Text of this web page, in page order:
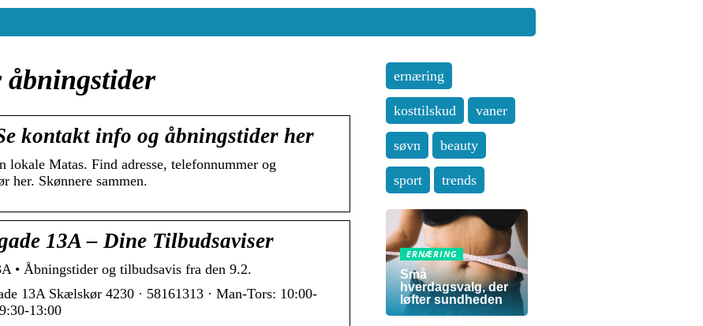
kontakt info og åbningstider her
lokale Matas. Find adresse, telefonnummer og
her. Skønnere sammen.
13A – Dine Tilbudsaviser
• Åbningstider og tilbudsavis fra den 9.2.
13A Skælskør 4230 · 58161313 · Man-Tors: 10:00-
13:00
ernæring
kosttilskud vaner
søvn beauty
sport trends
ERNÆRING
Små
hverdagsvalg, der
løfter sundheden